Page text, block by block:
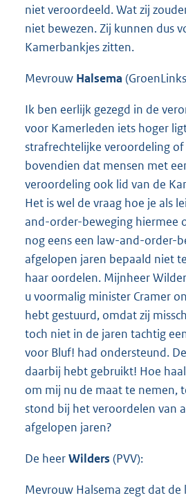
niet veroordeeld. Wat zij
niet bewezen. Zij kunnen dus
Kamerbankjes zitten.
Mevrouw Halsema
Ik ben eerlijk gezegd in de
voor Kamerleden iets hoger
strafrechtelijke veroordeling
bovendien dat mensen met
veroordeling ook lid van de
Het is wel de vraag hoe je als
and-order-beweging hiermee
nog eens een law-and-order-
afgelopen jaren bepaald niet
haar oordelen. Mijnheer
u voormalig minister Cramer
hebt gestuurd, omdat zij
toch niet in de jaren tachtig
voor Bluf! had ondersteund.
daarbij hebt gebruikt! Hoe
om mij nu de maat te nemen,
stond bij het veroordelen van
afgelopen jaren?
De heerWilders (PVV):
Mevrouw Halsema zegt dat